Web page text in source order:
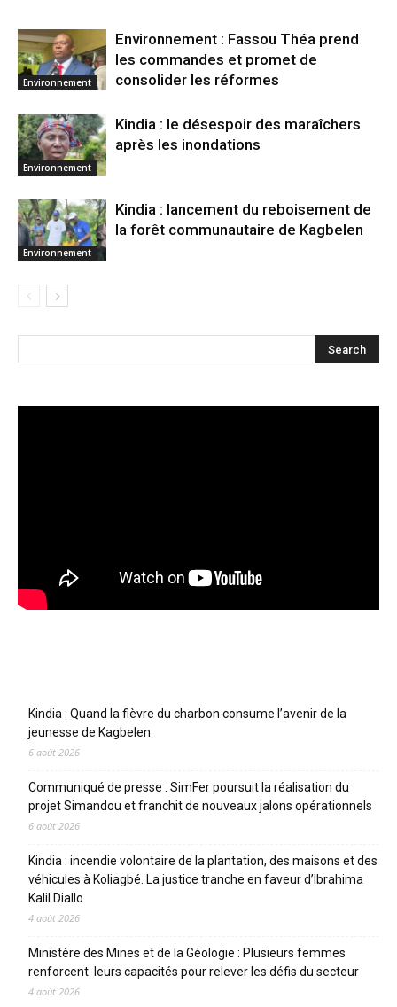
Environnement
Environnement : Fassou Théa prend
les commandes et promet de
consolider les réformes
Environnement
Kindia : le désespoir des maraîchers
après les inondations
Environnement
Kindia : lancement du reboisement de
la forêt communautaire de Kagbelen
Kindia : Quand la fièvre du charbon consume l’avenir de la
jeunesse de Kagbelen
6 août 2026
Communiqué de presse : SimFer poursuit la réalisation du
projet Simandou et franchit de nouveaux jalons opérationnels
6 août 2026
Kindia : incendie volontaire de la plantation, des maisons et des
véhicules à Koliagbé. La justice tranche en faveur d’Ibrahima
Kalil Diallo
4 août 2026
Ministère des Mines et de la Géologie : Plusieurs femmes
renforcent leurs capacités pour relever les défis du secteur
4 août 2026